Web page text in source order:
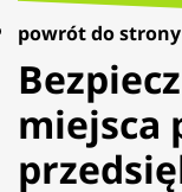
powrót do strony
miejsca